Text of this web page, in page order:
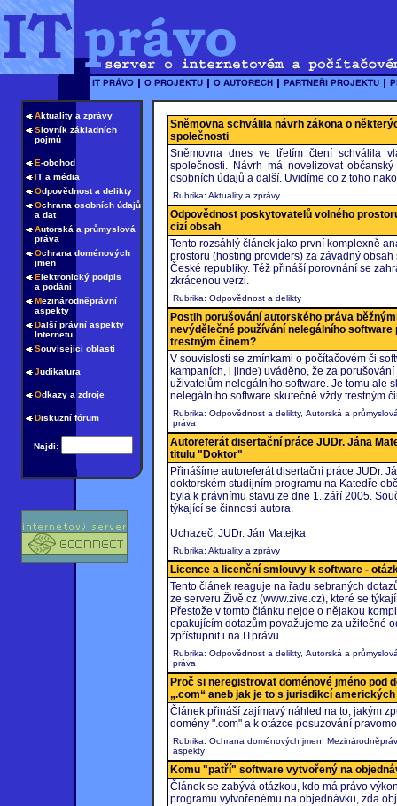
Aktuality a zprávy
Slovník základních
pojmů
E-obchod
IT a média
Odpovědnost a delikty
Ochrana osobních údajů
a dat
Autorská a průmyslová
práva
Ochrana doménových
jmen
Elektronický podpis
a podání
Mezinárodněprávní
aspekty
Další právní aspekty
Internetu
Související oblasti
Judikatura
Odkazy a zdroje
Diskuzní fórum
Najdi:
Sněmovna schválila návrh zákona o
společnosti
Sněmovna dnes ve třetím čtení schválila
společnosti. Návrh má novelizovat
osobních údajů a další. Uvidíme co z toho
Rubrika: Aktuality a zprávy
Odpovědnost poskytovatelů volného
cizí obsah
Tento rozsáhlý článek jako první komplexně
prostoru (hosting providers) za závadný
České republiky. Též přináší porovnání se
zkrácenou verzi.
Rubrika: Odpovědnost a delikty
Postih porušování autorského práva
nevýdělečné používání nelegálního
trestným činem?
V souvislosti se zmínkami o počítačovém či
kampaních, i jinde) uváděno, že za
uživatelům nelegálního software. Je tomu ale
nelegálního software skutečně vždy trestným
Rubrika: Odpovědnost a delikty, Autorská a
práva
Autoreferát disertační práce JUDr. Jána
titulu "Doktor"
Přinášíme autoreferát disertační práce JUDr.
doktorském studijním programu na Katedře
byla k právnímu stavu ze dne 1. září 2005.
týkající se činnosti autora.
Uchazeč: JUDr. Ján Matejka
Rubrika: Aktuality a zprávy
Licence a licenční smlouvy k software -
Tento článek reaguje na řadu sebraných
ze serveru Živě.cz (www.zive.cz), které se
Přestože v tomto článku nejde o nějakou
opakujícím dotazům považujeme za užitečné
zpřístupnit i na ITprávu.
Rubrika: Odpovědnost a delikty, Autorská a
práva
Proč si neregistrovat doménové jméno pod
„.com“ aneb jak je to s jurisdikcí
Článek přináší zajímavý náhled na to, jakým
domény ".com" a k otázce posuzování
Rubrika: Ochrana doménových jmen,
aspekty
Komu "patří" software vytvořený na
Článek se zabývá otázkou, kdo má právo
programu vytvořenému na objednávku, zda